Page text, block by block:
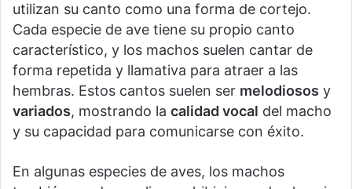
utilizan su canto como una forma de cortejo.
Cada especie de ave tiene su propio canto
característico, y los machos suelen cantar de
forma repetida y llamativa para atraer a las
hembras. Estos cantos suelen ser melodiosos y
variados, mostrando la calidad vocal del macho
y su capacidad para comunicarse con éxito.
En algunas especies de aves, los machos